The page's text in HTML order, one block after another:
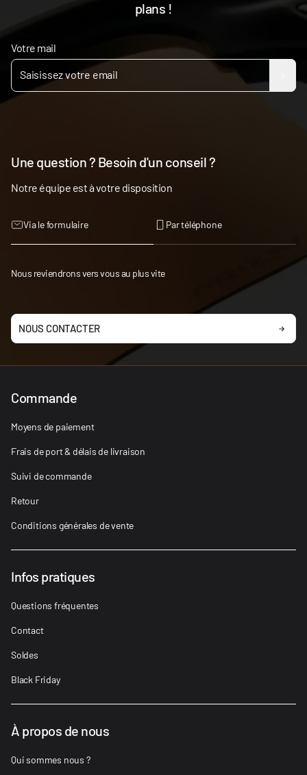
plans !
Votre mail
Une question ? Besoin d'un conseil ?
Notre équipe est à votre disposition
Via le formulaire Par téléphone
Nous reviendrons vers vous au plus vite
NOUS CONTACTER
Commande
Moyens de paiement
Frais de port & délais de livraison
Suivi de commande
Retour
Conditions générales de vente
Infos pratiques
Questions fréquentes
Contact
Soldes
Black Friday
À propos de nous
Qui sommes nous ?